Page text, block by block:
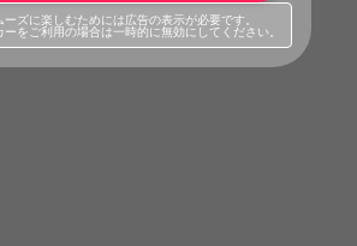
ズに楽しむためには広告の表示が必要です。
ーをご利用の場合は一時的に無効にしてください。